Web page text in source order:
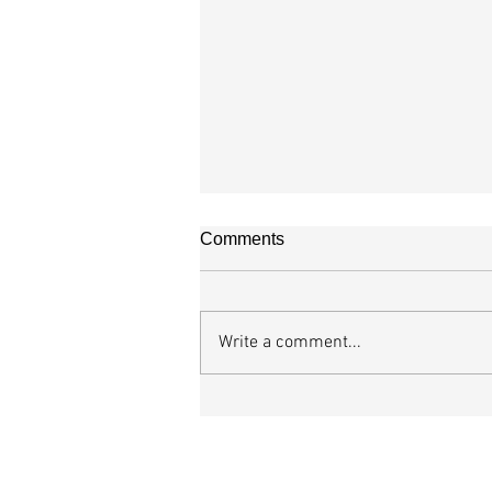
매일 묵상ㅣ시편 38:20-22
[시38:20-22] 또 악으로 선을 대신
Comments
Write a comment...